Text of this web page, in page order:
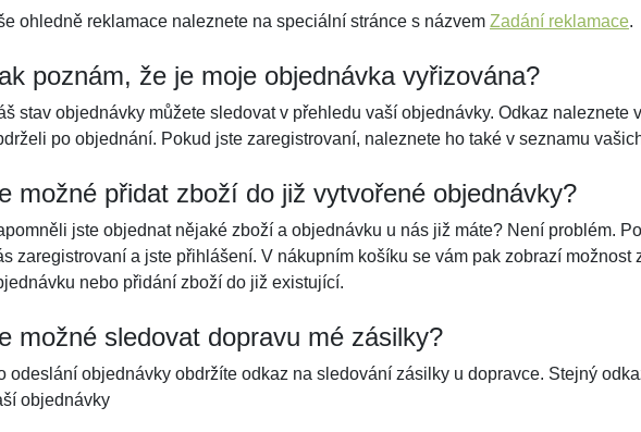
ohledně reklamace naleznete na speciální stránce s názvem Zadání reklamace.
poznám, že je moje objednávka vyřizována?
stav objednávky můžete sledovat v přehledu vaší objednávky. Odkaz naleznete
po objednání. Pokud jste zaregistrovaní, naleznete ho také v seznamu
možné přidat zboží do již vytvořené objednávky?
jste objednat nějaké zboží a objednávku u nás již máte? Není problém.
zaregistrovaní a jste přihlášení. V nákupním košíku se vám pak zobrazí možnost
nebo přidání zboží do již existující.
možné sledovat dopravu mé zásilky?
odeslání objednávky obdržíte odkaz na sledování zásilky u dopravce. Stejný
objednávky